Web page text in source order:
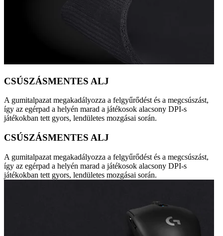
CSÚSZÁSMENTES ALJ
A gumitalpazat megakadályozza a felgyűrődést és a megcsúszást,
így az egérpad a helyén marad a játékosok alacsony DPI-s
játékokban tett gyors, lendületes mozgásai során.
CSÚSZÁSMENTES ALJ
A gumitalpazat megakadályozza a felgyűrődést és a megcsúszást,
így az egérpad a helyén marad a játékosok alacsony DPI-s
játékokban tett gyors, lendületes mozgásai során.